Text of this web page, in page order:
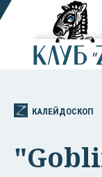
КАЛЕЙДОСКОП